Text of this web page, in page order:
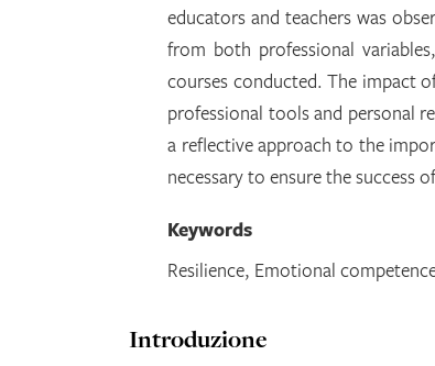
educators and teachers was
from both professional
courses conducted. The impact
professional tools and personal
a reflective approach to the
necessary to ensure the success
Keywords
Resilience, Emotional
Introduzione